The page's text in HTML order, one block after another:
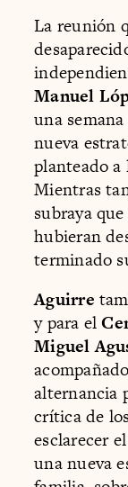
La reunión
Manuel
una
nueva
planteado a
Mientras
subraya
hubieran
terminado
Aguirre
y para el
Miguel
alternancia
crítica de
esclarecer
una nueva